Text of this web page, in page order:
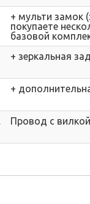
+ мульти замок
покупаете
базовой
+ зеркальная
+
Провод с